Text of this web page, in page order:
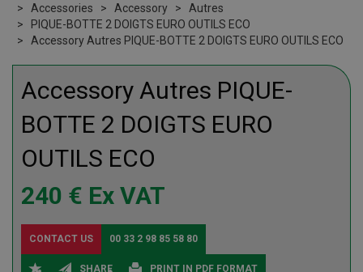
Accessories
Accessory
Autres
PIQUE-BOTTE 2 DOIGTS EURO OUTILS ECO
Accessory Autres PIQUE-BOTTE 2 DOIGTS EURO OUTILS ECO
Accessory Autres PIQUE-
BOTTE 2 DOIGTS EURO
OUTILS ECO
240 € Ex VAT
CONTACT US 00 33 2 98 85 58 80
SHARE PRINT IN PDF FORMAT